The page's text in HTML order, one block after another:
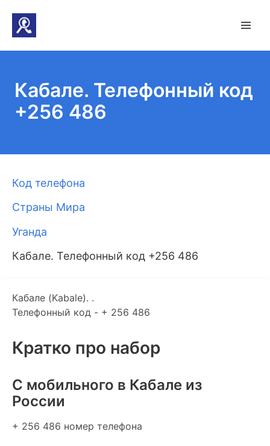
Кабале. Телефонный код
+256 486
Код телефона
Страны Мира
Уганда
Кабале. Телефонный код +256 486
Кабале (Kabale). .
Телефонный код - + 256 486
Кратко про набор
C мобильного в Кабале из
России
+ 256 486 номер телефона